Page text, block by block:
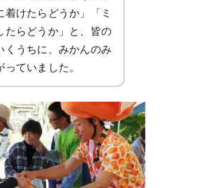
着けたらどうか」「ミ
たらどうか」と、皆の
くうちに、みかんのみ
ていました。